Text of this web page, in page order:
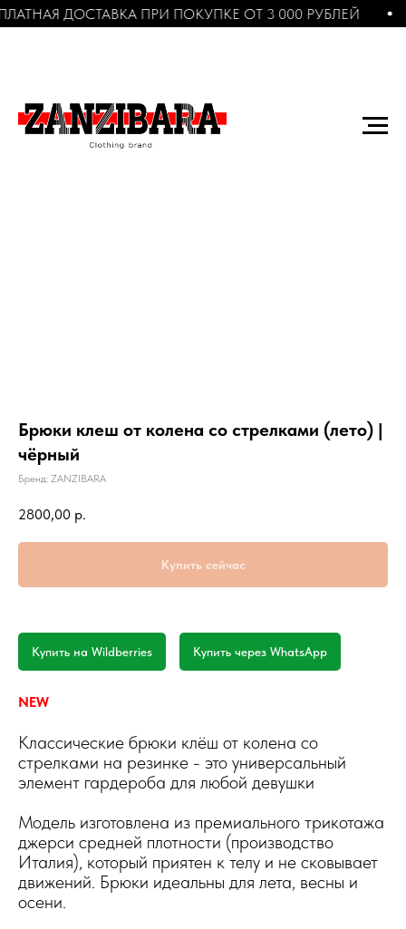
ДОСТАВКА ПРИ ПОКУПКЕ ОТ 3 000 РУБЛЕЙ
Брюки клеш от колена со стрелками (лето) |
чёрный
Бренд: ZANZIBARA
2800,00 р.
Купить сейчас
Купить на Wildberries Купить через WhatsApp
NEW
Классические брюки клёш от колена со
стрелками на резинке - это универсальный
элемент гардероба для любой девушки
Модель изготовлена из премиального трикотажа
джерси средней плотности (производство
Италия), который приятен к телу и не сковывает
движений. Брюки идеальны для лета, весны и
осени.